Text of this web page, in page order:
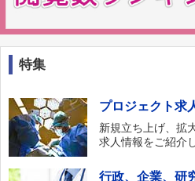
特集
プロジェクト求
新規立ち上げ、拡
求人情報をご紹介
行政、企業、研